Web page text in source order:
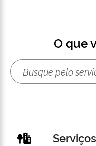
O que